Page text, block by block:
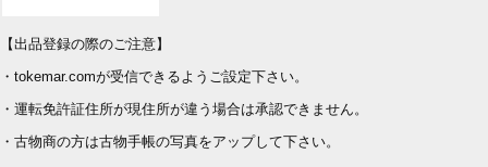
【出品登録の際のご注意】
・tokemar.comが受信できるようご設定下さい。
・運転免許証住所が現住所が違う場合は承認できません。
・古物商の方は古物手帳の写真をアップして下さい。